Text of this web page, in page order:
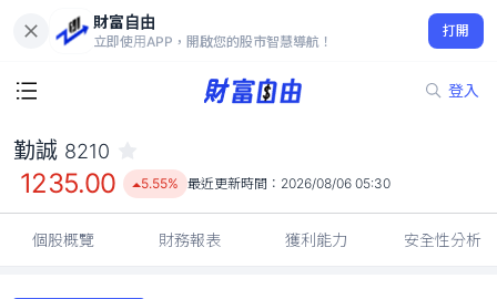
財富自由
立即使用APP，開啟您的股市智慧導航！
打開
登入
1235.00
5.55%
勤誠 8210
1235.00 5.55% 最近更新時間： 2026/08/06 05:30
個股概覽 財務報表 獲利能力 安全性分析